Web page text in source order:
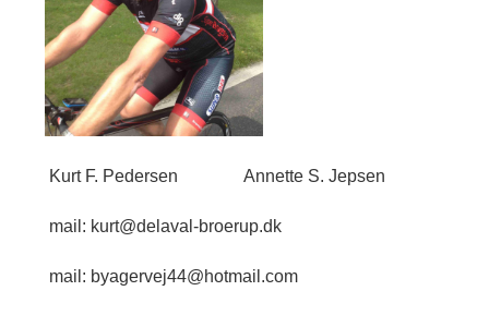
Kurt F. Pedersen Annette S. Jepsen
mail: kurt@delaval-broerup.dk
mail: byagervej44@hotmail.com